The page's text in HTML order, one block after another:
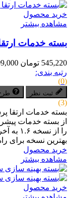
خرید محصول
مشاهده بیشتر
بسته خدمات ارتقا
545,220 تومان
699,000
رتبه بندی:
(0)
ثبت نظر
(3)
از بسته خدمات
بهترین نسخه برای
خرید محصول
مشاهده بیشتر
خرید محصول